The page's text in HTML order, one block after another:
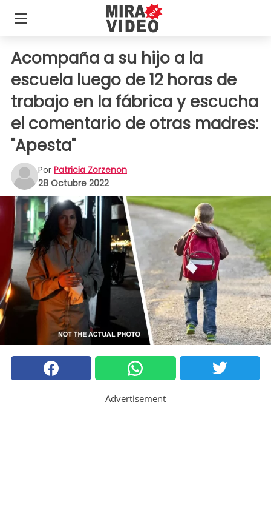
Acompaña a su hijo a la
escuela luego de 12 horas de
trabajo en la fábrica y escucha
el comentario de otras madres:
"Apesta"
Por Patricia Zorzenon
28 Octubre 2022
Advertisement